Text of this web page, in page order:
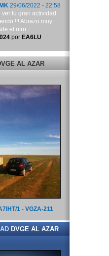
29/06/2022 - 22:58
tu gran actividad
!!! Abrazo muy
el otro...
por EA6LU
AL AZAR
1 - VGZA-211
DVGE AL AZAR